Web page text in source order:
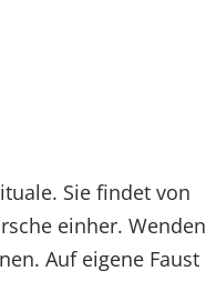
Sie findet von
einher. Wenden
Auf eigene Faust